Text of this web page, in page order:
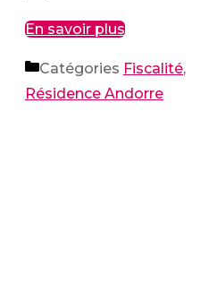
En savoir plus
Catégories Fiscalité,
Résidence Andorre